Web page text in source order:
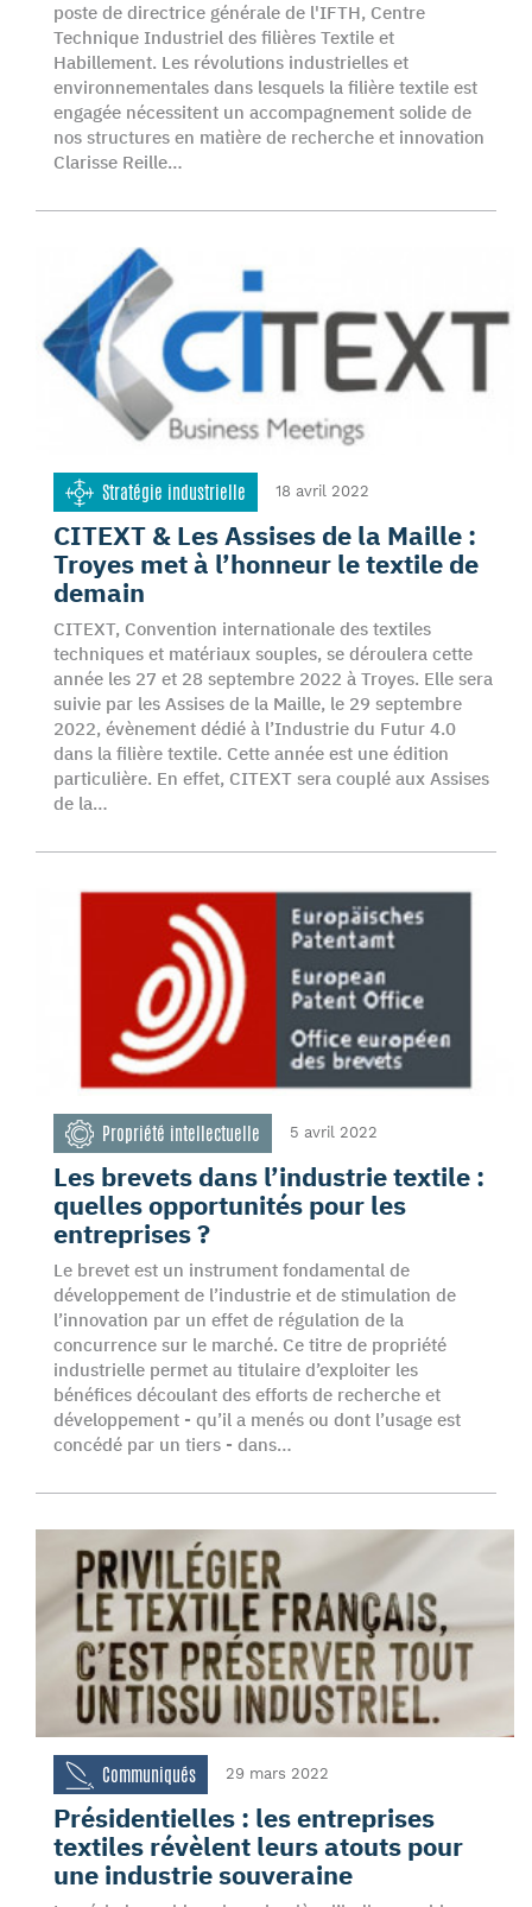
poste de directrice générale de l'IFTH, Centre
Technique Industriel des filières Textile et
Habillement. Les révolutions industrielles et
environnementales dans lesquels la filière textile est
engagée nécessitent un accompagnement solide de
nos structures en matière de recherche et innovation
Clarisse Reille…
Stratégie industrielle 18 avril 2022
CITEXT & Les Assises de la Maille :
Troyes met à l’honneur le textile de
demain
CITEXT, Convention internationale des textiles
techniques et matériaux souples, se déroulera cette
année les 27 et 28 septembre 2022 à Troyes. Elle sera
suivie par les Assises de la Maille, le 29 septembre
2022, évènement dédié à l’Industrie du Futur 4.0
dans la filière textile. Cette année est une édition
particulière. En effet, CITEXT sera couplé aux Assises
de la…
Propriété intellectuelle 5 avril 2022
Les brevets dans l’industrie textile :
quelles opportunités pour les
entreprises ?
Le brevet est un instrument fondamental de
développement de l’industrie et de stimulation de
l’innovation par un effet de régulation de la
concurrence sur le marché. Ce titre de propriété
industrielle permet au titulaire d’exploiter les
bénéfices découlant des efforts de recherche et
développement - qu’il a menés ou dont l’usage est
concédé par un tiers - dans…
Communiqués 29 mars 2022
Présidentielles : les entreprises
textiles révèlent leurs atouts pour
une industrie souveraine